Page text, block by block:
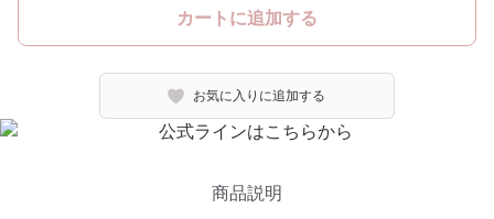
カートに追加する
お気に入りに追加する
商品説明